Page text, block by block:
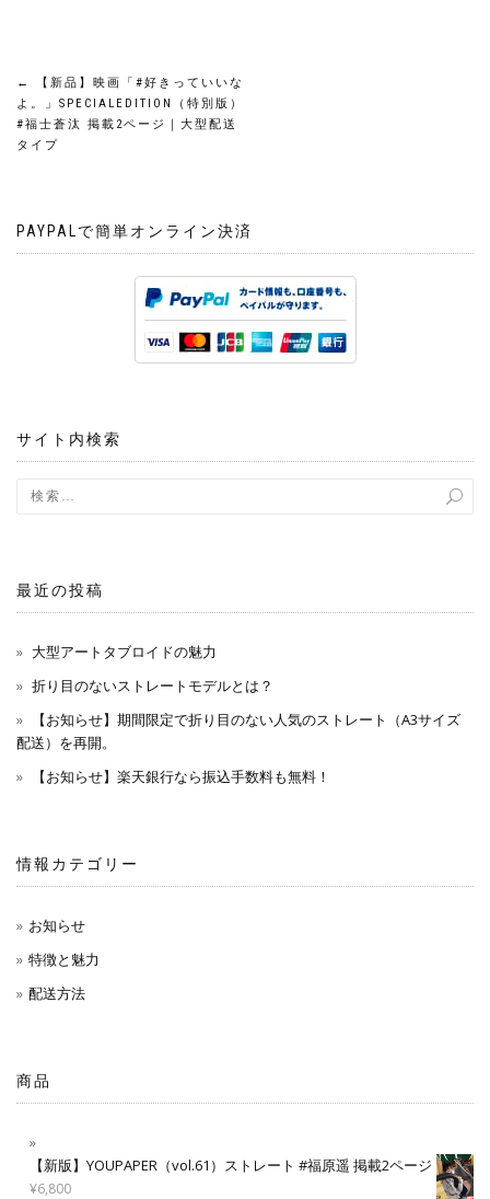
投
稿
ビ
ン
←
【新品】映画「#好きっていいな
よ。」SPECIALEDITION（特別版）
#福士蒼汰 掲載2ページ｜大型配送
タイプ
PAYPALで簡単オンライン決済
サイト内検索
最近の投稿
大型アートタブロイドの魅力
折り目のないストレートモデルとは？
【お知らせ】期間限定で折り目のない人気のストレート（A3サイズ
配送）を再開。
【お知らせ】楽天銀行なら振込手数料も無料！
情報カテゴリー
お知らせ
特徴と魅力
配送方法
商品
【新版】YOUPAPER（vol.61）ストレート #福原遥 掲載2ページ
¥6,800